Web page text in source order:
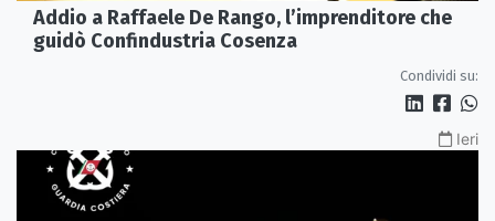
Addio a Raffaele De Rango, l’imprenditore che
guidò Confindustria Cosenza
Condividi su:
Ieri